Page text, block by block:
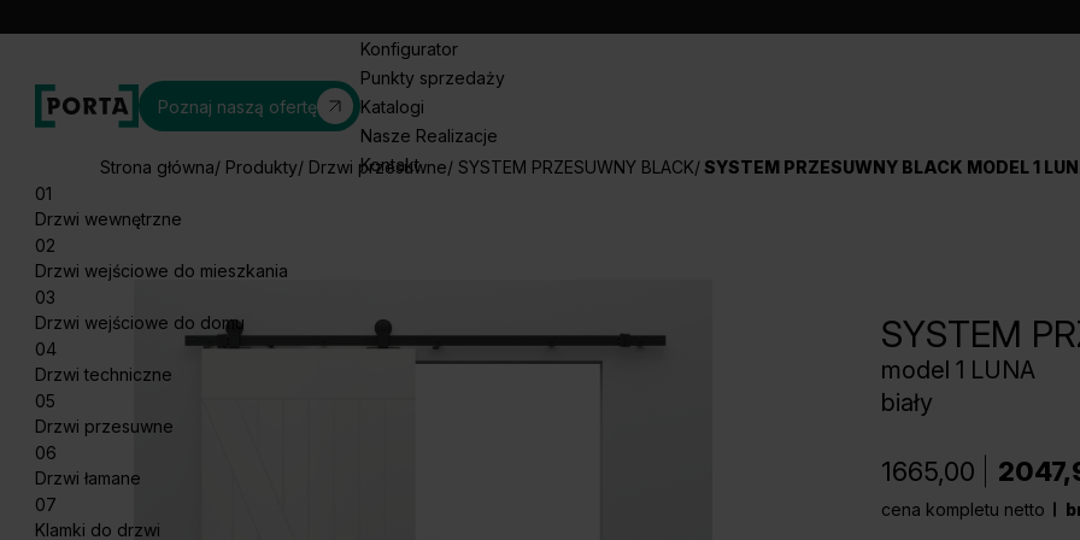
Poznaj naszą ofertę
Konfigurator
Punkty sprzedaży
Katalogi
Nasze Realizacje
Kontakt
01
Drzwi wewnętrzne
02
Drzwi wejściowe do mieszkania
03
Drzwi wejściowe do domu
04
Drzwi techniczne
05
Drzwi przesuwne
06
Drzwi łamane
07
Klamki do drzwi
Strona główna Produkty Drzwi przesuwne SYSTEM PRZESUWNY BLACK SYSTEM PRZESUWNY BLACK MODEL 1
SYSTEM
model 1 LUNA
biały
1665,00
cena kompletu netto